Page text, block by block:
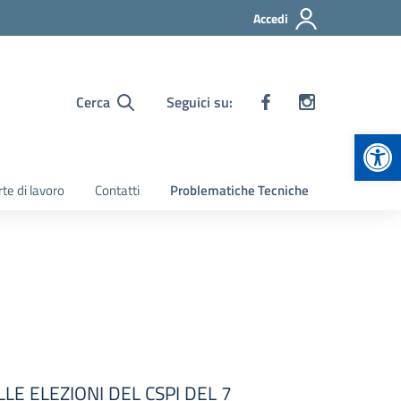
Accedi
Cerca Seguici su:
di lavoro Contatti Problematiche Tecniche
ELEZIONI DEL CSPI DEL 7